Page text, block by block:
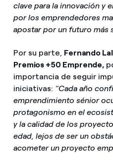
clave para la innovación y
por los emprendedores
apostar por un futuro más
Por su parte, Fernando
Premios +50 Emprende,
importancia de seguir
iniciativas: “Cada año
emprendimiento sénior
protagonismo en el
y la calidad de los
edad, lejos de ser un
acometer un proyecto